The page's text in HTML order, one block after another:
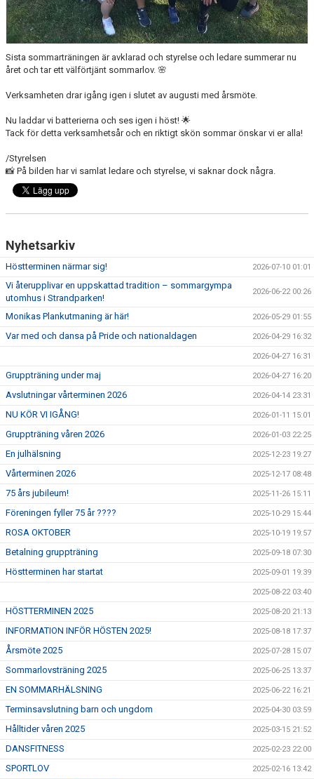
Sista sommarträningen är avklarad och styrelse och ledare summerar nu
året och tar ett välförtjänt sommarlov. 🌸
Verksamheten drar igång igen i slutet av augusti med årsmöte.
Nu laddar vi batterierna och ses igen i höst! 🌟
Tack för detta verksamhetsår och en riktigt skön sommar önskar vi er alla!
/Styrelsen
📸 På bilden har vi samlat ledare och styrelse, vi saknar dock några.
Nyhetsarkiv
Höstterminen närmar sig! 2026-07-10 01:01
Vi återupplivar en uppskattad tradition – sommargympa
utomhus i Strandparken!
2026-06-22 00:26
Monikas Plankutmaning är här! 2026-05-29 01:55
Var med och dansa på Pride och nationaldagen 2026-04-29 16:32
2026-04-27 16:31
Gruppträning under maj 2026-04-27 16:20
Avslutningar vårterminen 2026 2026-04-14 23:31
NU KÖR VI IGÅNG! 2026-01-11 15:01
Gruppträning våren 2026 2026-01-03 22:25
En julhälsning 2025-12-23 19:27
Vårterminen 2026 2025-12-17 08:48
75 års jubileum! 2025-11-26 15:11
Föreningen fyller 75 år ???? 2025-10-29 15:44
ROSA OKTOBER 2025-10-19 19:57
Betalning gruppträning 2025-09-18 07:30
Höstterminen har startat 2025-09-01 19:39
2025-08-22 03:40
HÖSTTERMINEN 2025 2025-08-20 21:13
INFORMATION INFÖR HÖSTEN 2025! 2025-08-18 17:37
Årsmöte 2025 2025-07-28 15:07
Sommarlovsträning 2025 2025-06-25 13:37
EN SOMMARHÄLSNING 2025-06-22 16:21
Terminsavslutning barn och ungdom 2025-04-30 03:59
Hålltider våren 2025 2025-03-15 21:52
DANSFITNESS 2025-02-23 22:00
SPORTLOV 2025-02-16 13:42